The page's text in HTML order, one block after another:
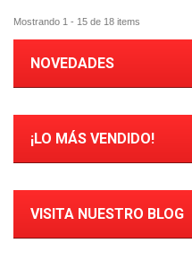
Mostrando 1 - 15 de 18 items
NOVEDADES
¡LO MÁS VENDIDO!
VISITA NUESTRO BLOG